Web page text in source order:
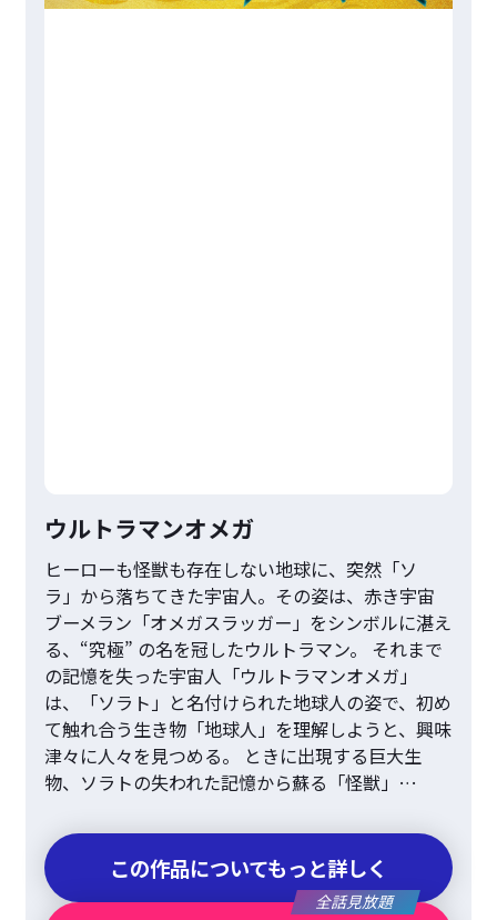
ウルトラマンオメガ
ヒーローも怪獣も存在しない地球に、突然「ソ
ラ」から落ちてきた宇宙人。その姿は、赤き宇宙
ブーメラン「オメガスラッガー」をシンボルに湛え
る、“究極” の名を冠したウルトラマン。 それまで
の記憶を失った宇宙人「ウルトラマンオメガ」
は、「ソラト」と名付けられた地球人の姿で、初め
て触れ合う生き物「地球人」を理解しようと、興味
津々に人々を見つめる。 ときに出現する巨大生
物、ソラトの失われた記憶から蘇る「怪獣」…
この作品についてもっと詳しく
全話見放題